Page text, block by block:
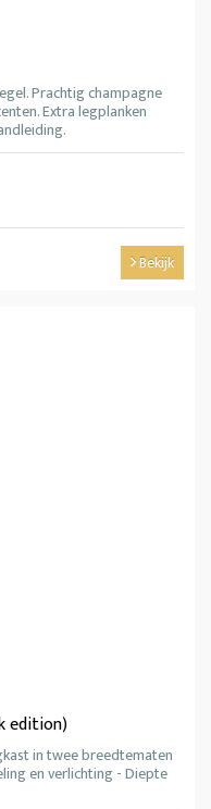
Prachtig champagne
Extra legplanken
Bekijk
edition)
in twee breedtematen
en verlichting - Diepte